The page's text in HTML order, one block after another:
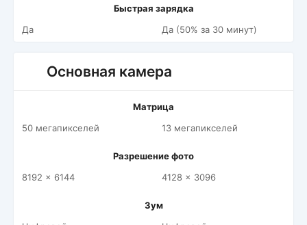
Быстрая зарядка
Да
Да (50% за 30 минут)
Основная камера
Матрица
50 мегапикселей
13 мегапикселей
Разрешение фото
8192 x 6144
4128 x 3096
Зум